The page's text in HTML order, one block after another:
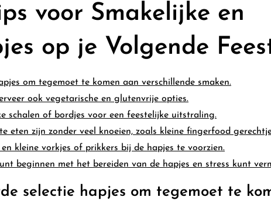
voor Smakelijke en
op je Volgende
om tegemoet te komen aan verschillende smaken.
ook vegetarische en glutenvrije opties.
schalen of bordjes voor een feestelijke uitstraling.
eten zijn zonder veel knoeien, zoals kleine fingerfood
kleine vorkjes of prikkers bij de hapjes te voorzien.
beginnen met het bereiden van de hapjes en stress kunt
selectie hapjes om tegemoet te